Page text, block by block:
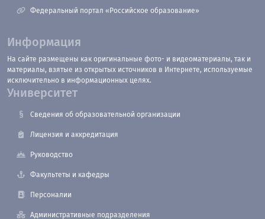
Федеральный портал «Российское образование»
Информация
На сайте размещены как оригинальные фото- и видеоматериалы, так и
материалы, взятые из открытых источников в Интернете, используемые
исключительно в информационных целях.
Университет
Сведения об образовательной организации
Лицензия и аккредитация
Руководство
Факультеты и кафедры
Персоналии
Административные подразделения